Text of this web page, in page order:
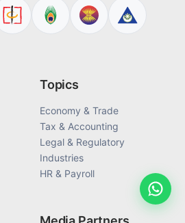
Topics
Economy & Trade
Tax & Accounting
Legal & Regulatory
Industries
HR & Payroll